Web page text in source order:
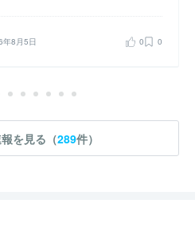
年8月5日 0 0
を見る（289件）